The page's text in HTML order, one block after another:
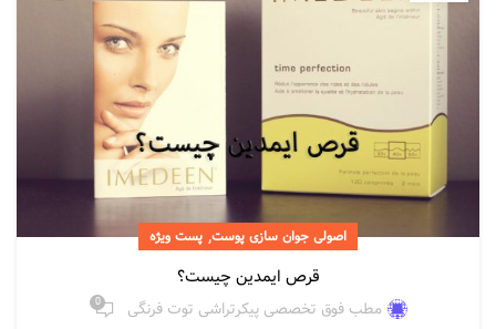
اصولی جوان سازی پوست, پست ویژه
قرص ایمدین چیست؟
مطب فوق تخصصی پیکرتراشی توت فرنگی 0